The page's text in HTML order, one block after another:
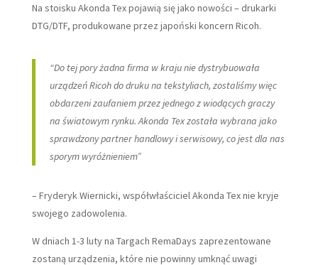
Na stoisku Akonda Tex pojawią się jako nowości – drukarki
DTG/DTF, produkowane przez japoński koncern Ricoh.
“Do tej pory żadna firma w kraju nie dystrybuowała
urządzeń Ricoh do druku na tekstyliach, zostaliśmy więc
obdarzeni zaufaniem przez jednego z wiodących graczy
na światowym rynku. Akonda Tex została wybrana jako
sprawdzony partner handlowy i serwisowy, co jest dla nas
sporym wyróżnieniem”
– Fryderyk Wiernicki, współwłaściciel Akonda Tex nie kryje
swojego zadowolenia.
W dniach 1-3 luty na Targach RemaDays zaprezentowane
zostaną urządzenia, które nie powinny umknąć uwagi